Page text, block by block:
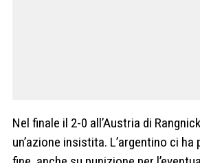
Nel finale il 2-0 all’Austria di
un’azione insistita. L’argentino ci